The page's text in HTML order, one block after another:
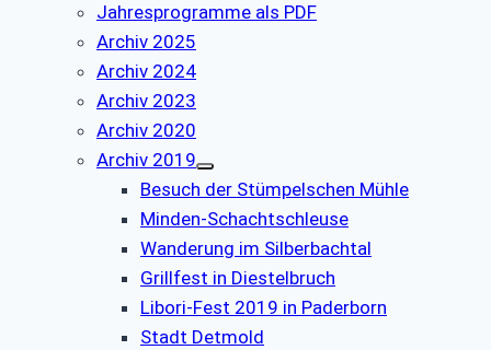
Jahresprogramme als PDF
Archiv 2025
Archiv 2024
Archiv 2023
Archiv 2020
Archiv 2019
Besuch der Stümpelschen Mühle
Minden-Schachtschleuse
Wanderung im Silberbachtal
Grillfest in Diestelbruch
Libori-Fest 2019 in Paderborn
Stadt Detmold